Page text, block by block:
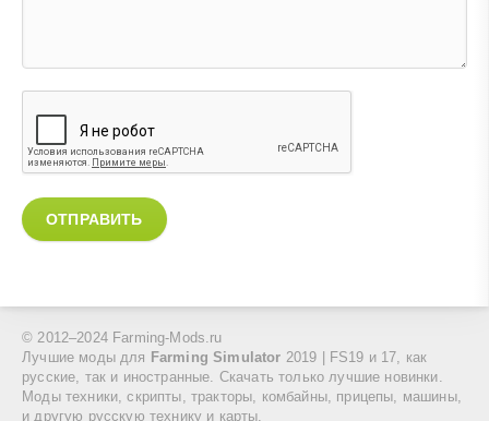
ОТПРАВИТЬ
© 2012–2024 Farming-Mods.ru
Лучшие моды для
Farming Simulator 2019 | FS19 и 17, как
русские, так и иностранные. Скачать только лучшие новинки.
Моды техники, скрипты, тракторы, комбайны, прицепы, машины,
и другую русскую технику и карты.